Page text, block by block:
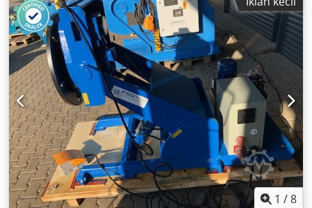
Nogof - Grinding wheel bore: approx. 51 mm - Wheel
speed: 1450 rpm - Drive: 400 V / 0.7 kW - Space
requirement: approx. W 600 x H 400 x D 350 mm - Weight:
approx. 30 kg - Console for wall mounting
1 /8